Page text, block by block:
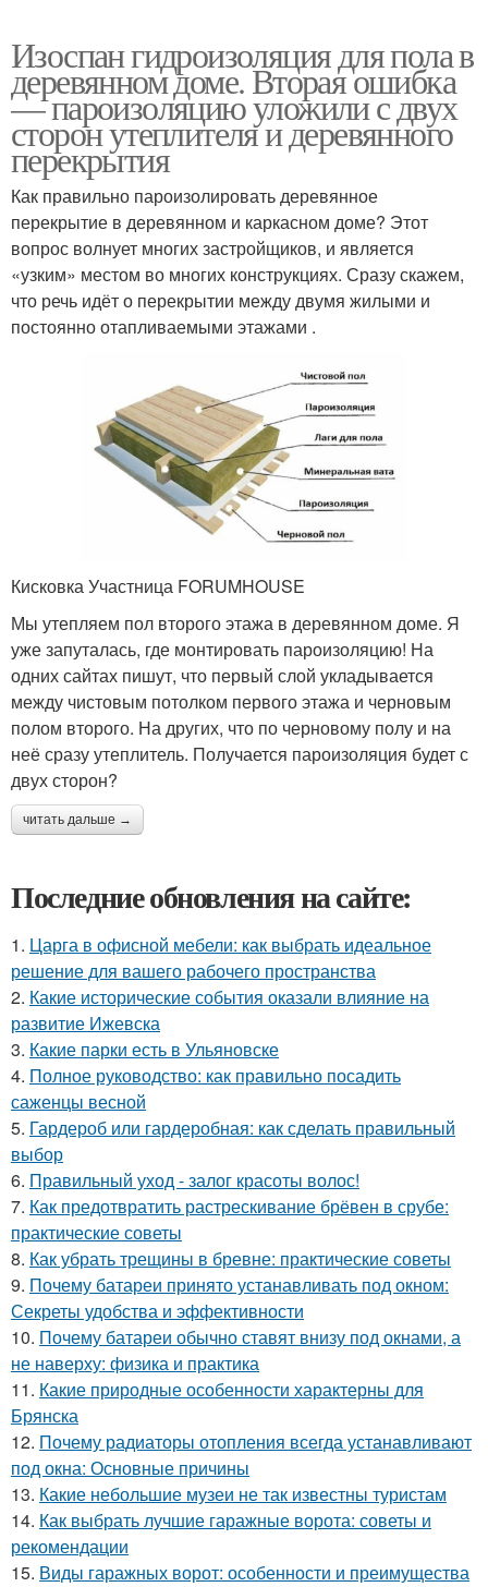
Изоспан гидроизоляция для пола в
деревянном доме. Вторая ошибка
— пароизоляцию уложили с двух
сторон утеплителя и деревянного
перекрытия
Как правильно пароизолировать деревянное
перекрытие в деревянном и каркасном доме? Этот
вопрос волнует многих застройщиков, и является
«узким» местом во многих конструкциях. Сразу скажем,
что речь идёт о перекрытии между двумя жилыми и
постоянно отапливаемыми этажами .
Кисковка Участница FORUMHOUSE
Мы утепляем пол второго этажа в деревянном доме. Я
уже запуталась, где монтировать пароизоляцию! На
одних сайтах пишут, что первый слой укладывается
между чистовым потолком первого этажа и черновым
полом второго. На других, что по черновому полу и на
неё сразу утеплитель. Получается пароизоляция будет с
двух сторон?
читать дальше →
Последние обновления на сайте:
1. Царга в офисной мебели: как выбрать идеальное
решение для вашего рабочего пространства
2. Какие исторические события оказали влияние на
развитие Ижевска
3. Какие парки есть в Ульяновске
4. Полное руководство: как правильно посадить
саженцы весной
5. Гардероб или гардеробная: как сделать правильный
выбор
6. Правильный уход - залог красоты волос!
7. Как предотвратить растрескивание брёвен в срубе:
практические советы
8. Как убрать трещины в бревне: практические советы
9. Почему батареи принято устанавливать под окном:
Секреты удобства и эффективности
10. Почему батареи обычно ставят внизу под окнами, а
не наверху: физика и практика
11. Какие природные особенности характерны для
Брянска
12. Почему радиаторы отопления всегда устанавливают
под окна: Основные причины
13. Какие небольшие музеи не так известны туристам
14. Как выбрать лучшие гаражные ворота: советы и
рекомендации
15. Виды гаражных ворот: особенности и преимущества